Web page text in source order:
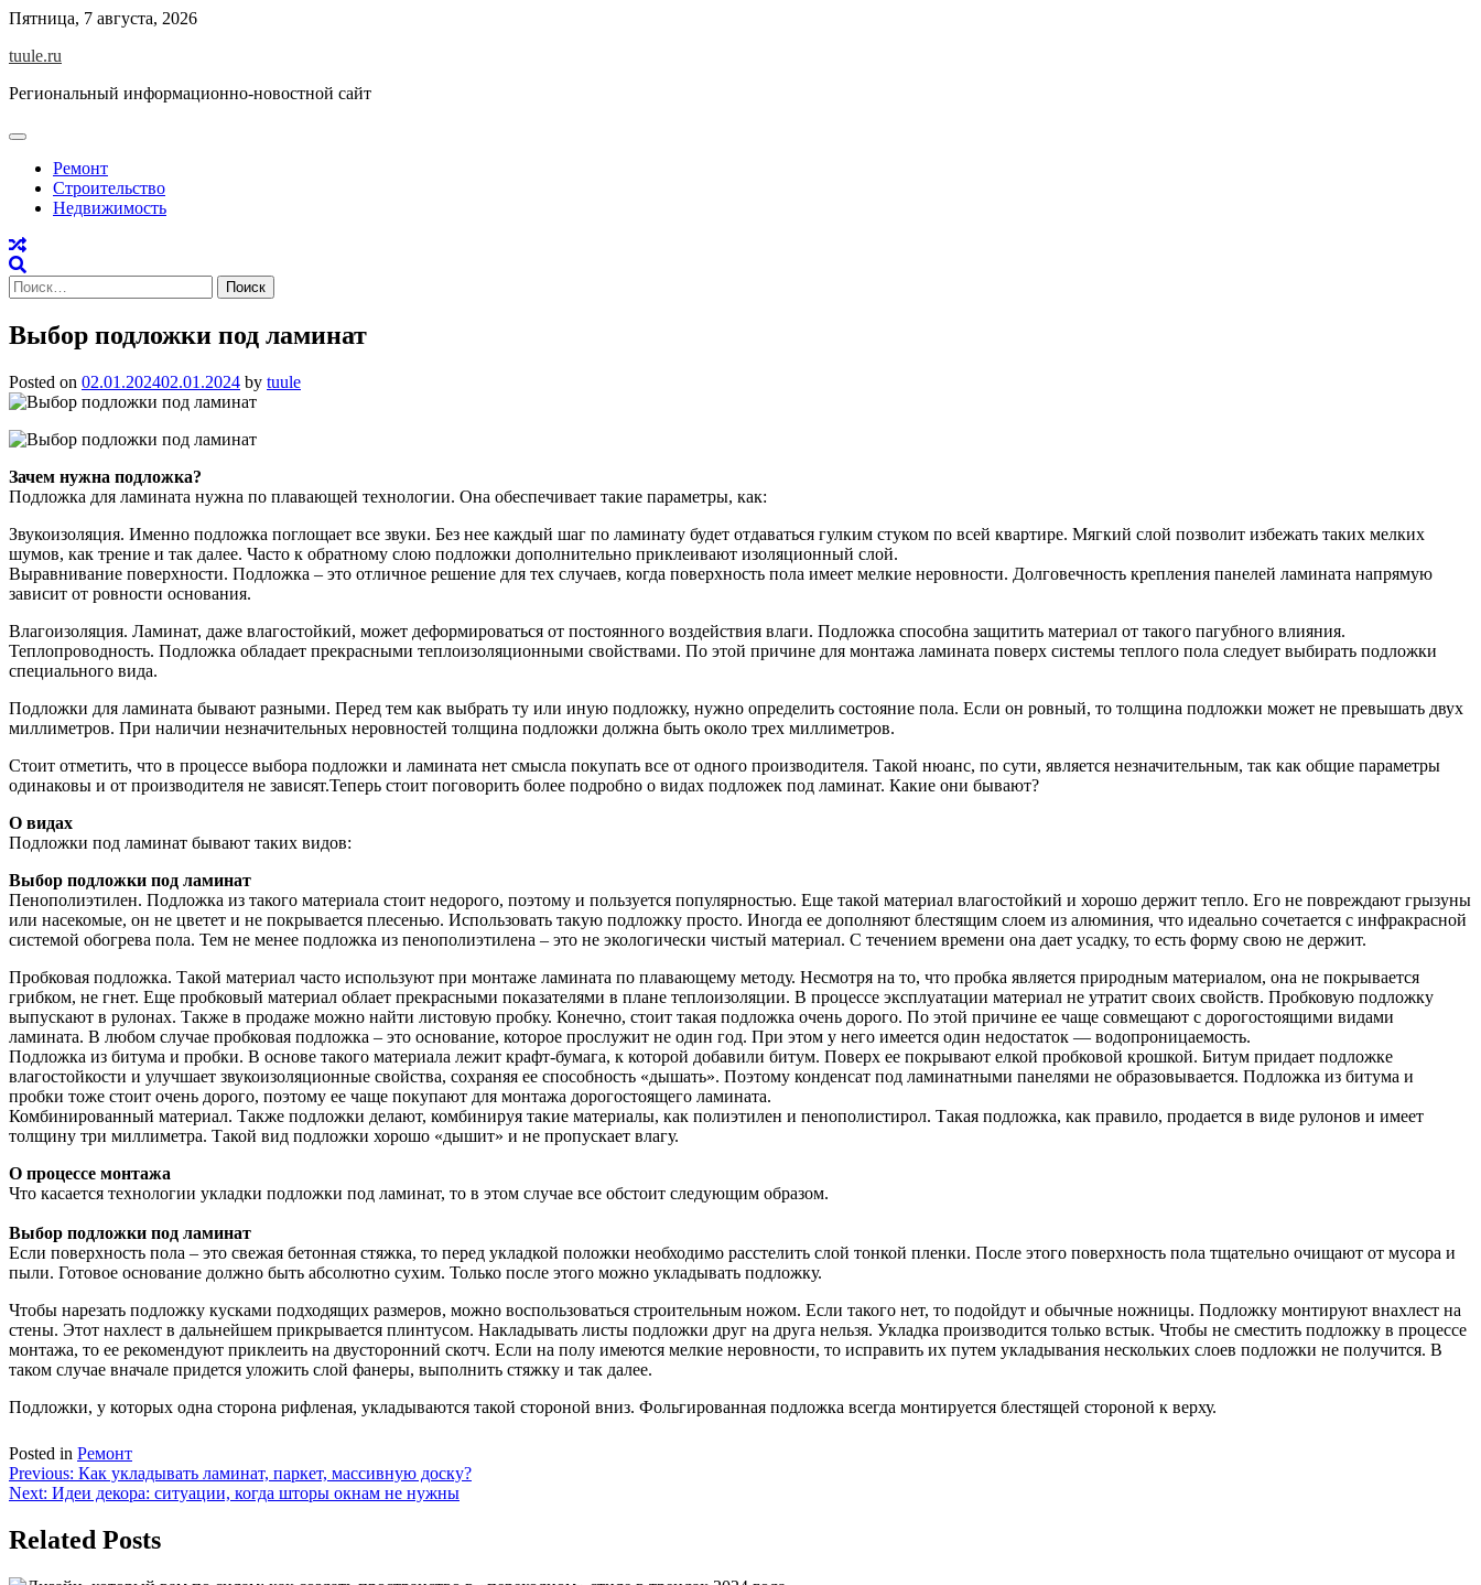
Skip
content
Пятница, 7 августа, 2026
tuule.ru
Региональный информационно-новостной сайт
Ремонт
Строительство
Недвижимость
Найти:
Выбор подложки под ламинат
Posted on 02.01.202402.01.2024 by tuule
Зачем нужна подложка?
Подложка для ламината нужна по плавающей технологии. Она обеспечивает такие параметры, как:
Звукоизоляция. Именно подложка поглощает все звуки. Без нее каждый шаг по ламинату будет отдаваться гулким стуком по всей квартире. Мягкий слой позволит избежать таких мелких
шумов, как трение и так далее. Часто к обратному слою подложки дополнительно приклеивают изоляционный слой.
Выравнивание поверхности. Подложка – это отличное решение для тех случаев, когда поверхность пола имеет мелкие неровности. Долговечность крепления панелей ламината напрямую
зависит от ровности основания.
Влагоизоляция. Ламинат, даже влагостойкий, может деформироваться от постоянного воздействия влаги. Подложка способна защитить материал от такого пагубного влияния.
Теплопроводность. Подложка обладает прекрасными теплоизоляционными свойствами. По этой причине для монтажа ламината поверх системы теплого пола следует выбирать подложки
специального вида.
Подложки для ламината бывают разными. Перед тем как выбрать ту или иную подложку, нужно определить состояние пола. Если он ровный, то толщина подложки может не превышать двух
миллиметров. При наличии незначительных неровностей толщина подложки должна быть около трех миллиметров.
Стоит отметить, что в процессе выбора подложки и ламината нет смысла покупать все от одного производителя. Такой нюанс, по сути, является незначительным, так как общие параметры
одинаковы и от производителя не зависят.Теперь стоит поговорить более подробно о видах подложек под ламинат. Какие они бывают?
О видах
Подложки под ламинат бывают таких видов:
Выбор подложки под ламинат
Пенополиэтилен. Подложка из такого материала стоит недорого, поэтому и пользуется популярностью. Еще такой материал влагостойкий и хорошо держит тепло. Его не повреждают грызуны
или насекомые, он не цветет и не покрывается плесенью. Использовать такую подложку просто. Иногда ее дополняют блестящим слоем из алюминия, что идеально сочетается с инфракрасной
системой обогрева пола. Тем не менее подложка из пенополиэтилена – это не экологически чистый материал. С течением времени она дает усадку, то есть форму свою не держит.
Пробковая подложка. Такой материал часто используют при монтаже ламината по плавающему методу. Несмотря на то, что пробка является природным материалом, она не покрывается
грибком, не гнет. Еще пробковый материал облает прекрасными показателями в плане теплоизоляции. В процессе эксплуатации материал не утратит своих свойств. Пробковую подложку
выпускают в рулонах. Также в продаже можно найти листовую пробку. Конечно, стоит такая подложка очень дорого. По этой причине ее чаще совмещают с дорогостоящими видами
ламината. В любом случае пробковая подложка – это основание, которое прослужит не один год. При этом у него имеется один недостаток — водопроницаемость.
Подложка из битума и пробки. В основе такого материала лежит крафт-бумага, к которой добавили битум. Поверх ее покрывают елкой пробковой крошкой. Битум придает подложке
влагостойкости и улучшает звукоизоляционные свойства, сохраняя ее способность «дышать». Поэтому конденсат под ламинатными панелями не образовывается. Подложка из битума и
пробки тоже стоит очень дорого, поэтому ее чаще покупают для монтажа дорогостоящего ламината.
Комбинированный материал. Также подложки делают, комбинируя такие материалы, как полиэтилен и пенополистирол. Такая подложка, как правило, продается в виде рулонов и имеет
толщину три миллиметра. Такой вид подложки хорошо «дышит» и не пропускает влагу.
О процессе монтажа
Что касается технологии укладки подложки под ламинат, то в этом случае все обстоит следующим образом.
Выбор подложки под ламинат
Если поверхность пола – это свежая бетонная стяжка, то перед укладкой положки необходимо расстелить слой тонкой пленки. После этого поверхность пола тщательно очищают от мусора и
пыли. Готовое основание должно быть абсолютно сухим. Только после этого можно укладывать подложку.
Чтобы нарезать подложку кусками подходящих размеров, можно воспользоваться строительным ножом. Если такого нет, то подойдут и обычные ножницы. Подложку монтируют внахлест на
стены. Этот нахлест в дальнейшем прикрывается плинтусом. Накладывать листы подложки друг на друга нельзя. Укладка производится только встык. Чтобы не сместить подложку в процессе
монтажа, то ее рекомендуют приклеить на двусторонний скотч. Если на полу имеются мелкие неровности, то исправить их путем укладывания нескольких слоев подложки не получится. В
таком случае вначале придется уложить слой фанеры, выполнить стяжку и так далее.
Подложки, у которых одна сторона рифленая, укладываются такой стороной вниз. Фольгированная подложка всегда монтируется блестящей стороной к верху.
Posted in Ремонт
Навигация
по
записям
Previous: Как укладывать ламинат, паркет, массивную доску?
Next: Идеи декора: ситуации, когда шторы окнам не нужны
Related Posts